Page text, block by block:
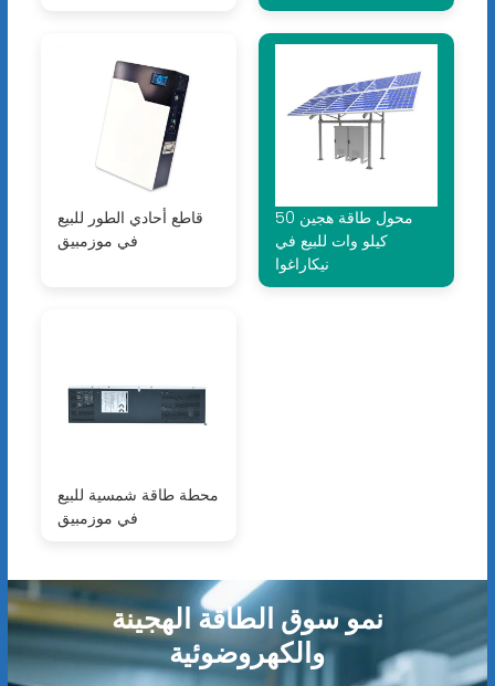
قاطع أحادي الطور للبيع
في موزمبيق
محول طاقة هجين 50
كيلو وات للبيع في
نيكاراغوا
محطة طاقة شمسية للبيع
في موزمبيق
نمو سوق الطاقة الهجينة
والكهروضوئية